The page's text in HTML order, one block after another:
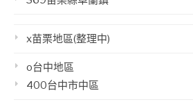
x苗栗地區(整理中)
o台中地區
400台中市中區